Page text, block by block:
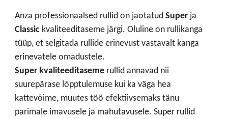
Anza professionaalsed rullid on jaotatudSuperja
Classickvaliteeditaseme järgi. Oluline on rullikanga
tüüp, et selgitada rullide erinevust vastavalt kanga
erinevatele omadustele.
Super kvaliteeditasemerullid annavad nii
suurepärase lõpptulemuse kui ka väga hea
kattevõime, muutes töö efektiivsemaks tänu
parimale imavusele ja mahutavusele. Super rullid